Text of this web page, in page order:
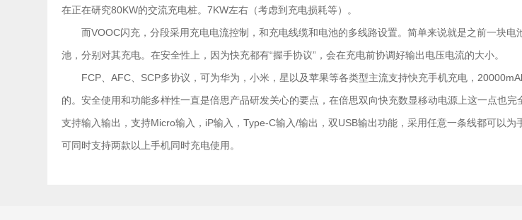
在正在研究80KW的交流充电桩。7KW左右（考虑到充电损耗等）。
而VOOC闪充，分段采用充电电流控制，和充电线缆和电池的多线路设置。简单来说就是之前一块电
池，分别对其充电。在安全性上，因为快充都有“握手协议”，会在充电前协调好输出电压电流的大小。
FCP、AFC、SCP多协议，可为华为，小米，星以及苹果等各类型主流支持快充手机充电，
的。安全使用和功能多样性一直是倍思产品研发关心的要点，在倍思双向快充数显移动电源上这一点也完
支持输入输出，支持Micro输入，iP输入，Type-C输入/输出，双USB输出功能，采用任意一条线都可以为
可同时支持两款以上手机同时充电使用。